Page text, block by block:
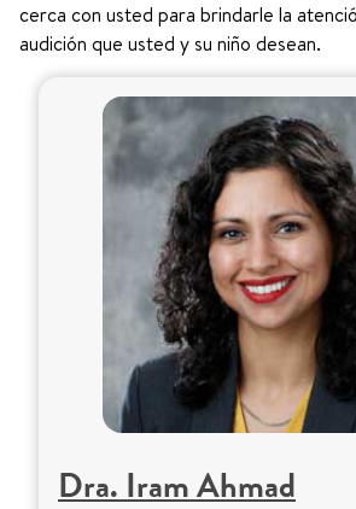
cerca con usted para brindarle la
audición que usted y su niño desean.
Dra. Iram Ahmad